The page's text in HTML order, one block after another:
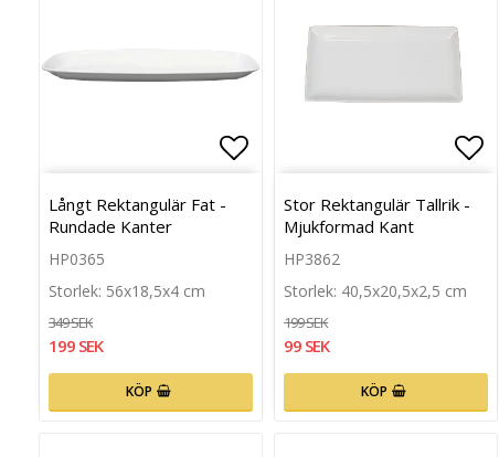
Lägg till i favoritlistan
Långt Rektangulär Fat -
Rundade Kanter
HP0365
Storlek: 56x18,5x4 cm
349 SEK
199 SEK
KÖP
Stor Rektangulär Tallrik -
Mjukformad Kant
HP3862
Storlek: 40,5x20,5x2,5 cm
199 SEK
99 SEK
KÖP